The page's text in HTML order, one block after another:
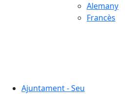
Alemany
Francès
Ajuntament - Seu